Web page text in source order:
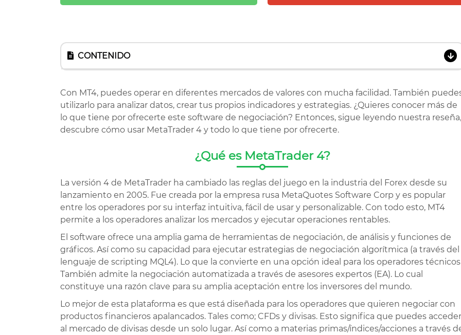
ESTA PLATAFORMA NO ESTÁ
DISPONIBLE EN ESTOS MOMENTOS
Visita nuestro ranking principal
para conocer otras opciones.
CONTENIDO
Con MT4, puedes operar en diferentes mercados de valores con mucha facilidad. También
utilizarlo para analizar datos, crear tus propios indicadores y estrategias. ¿Quieres conocer más de
lo que tiene por ofrecerte este software de negociación? Entonces, sigue leyendo nuestra reseña,
descubre cómo usar MetaTrader 4 y todo lo que tiene por ofrecerte.
¿Qué es MetaTrader 4?
La versión 4 de MetaTrader ha cambiado las reglas del juego en la industria del Forex desde su
lanzamiento en 2005. Fue creada por la empresa rusa MetaQuotes Software Corp y es popular
entre los operadores por su interfaz intuitiva, fácil de usar y personalizable. Con todo esto, MT4
permite a los operadores analizar los mercados y ejecutar operaciones rentables.
El software ofrece una amplia gama de herramientas de negociación, de análisis y funciones de
gráficos. Así como su capacidad para ejecutar estrategias de negociación algorítmica (a través del
lenguaje de scripting MQL4). Lo que la convierte en una opción ideal para los operadores
También admite la negociación automatizada a través de asesores expertos (EA). Lo cual
constituye una razón clave para su amplia aceptación entre los inversores del mundo.
Lo mejor de esta plataforma es que está diseñada para los operadores que quieren negociar con
productos financieros apalancados. Tales como; CFDs y divisas. Esto significa que puedes acceder
al mercado de divisas desde un solo lugar. Así como a materias primas/índices/acciones a través